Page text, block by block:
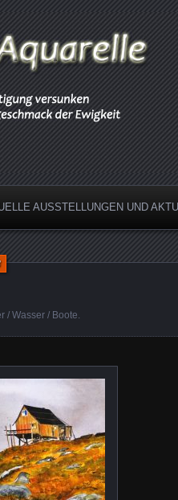
AUSSTELLUNGEN UND
/ Wasser / Boote.